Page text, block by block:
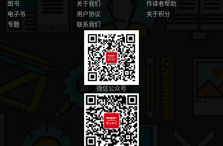
图书
电子书
专题
关于我们
用户协议
联系我们
作译者帮助
关于积分
微信公众号